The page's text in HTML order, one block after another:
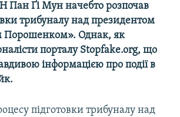
Пан Ґі Мун начебто розпочав
трибуналу над президентом
Порошенком». Однак, як
порталу Stopfake.org, що
інформацією про події в
підготовки трибуналу над